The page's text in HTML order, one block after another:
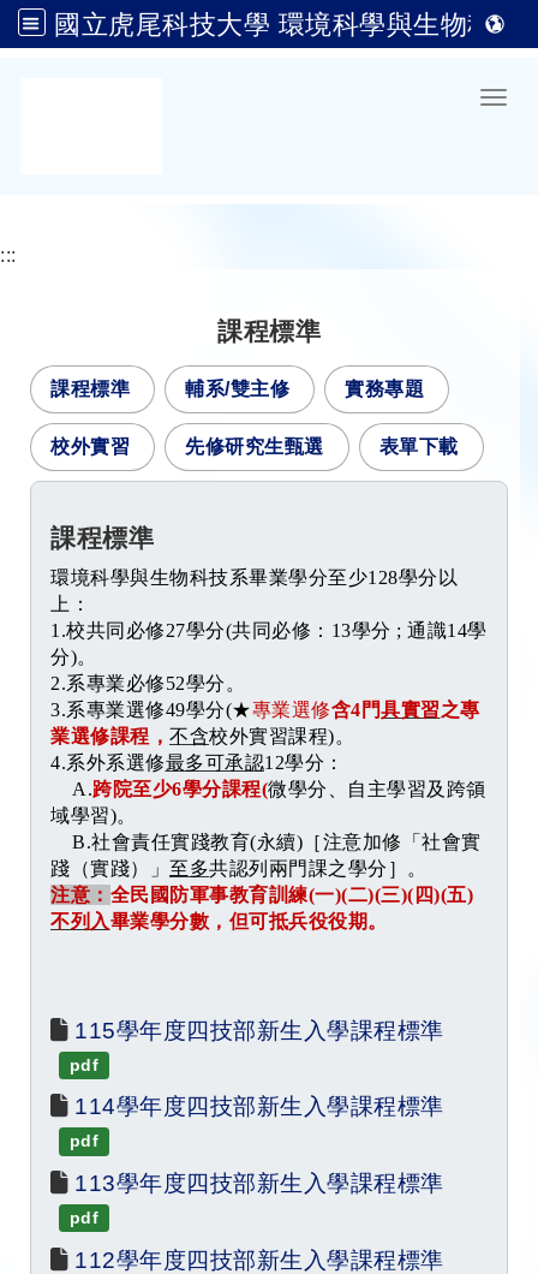
國立虎尾科技大學 環境科學與生物科技系(原生物科技系)
:::
課程標準
課程標準 輔系/雙主修 實務專題
校外實習 先修研究生甄選 表單下載
課程標準
環境科學與生物科技系畢業學分至少128學分以
上：
1.校共同必修27學分(共同必修： 13學分 ; 通識14學
分)。
2.系專業必修52學分。
3.系專業選修49學分(★專業選修含4 門具實習之專
業選修課程， 不含校外實習課程)。
4.系外系選修最多可承認12學分：
A.跨院至少6學分課程(微學分、自主學習及跨領
域學習)。
B.社會責任實踐教育(永續) ［注意加修「社會實
踐（實踐）」 至多共認列兩門課之學分］。
注意： 全民國防軍事教育訓練(一)(二)(三)( 四)(五)
不列入畢業學分數，但可抵兵役役期。
115學年度四技部新生入學課程標準
pdf
114學年度四技部新生入學課程標準
pdf
113學年度四技部新生入學課程標準
pdf
112學年度四技部新生入學課程標準